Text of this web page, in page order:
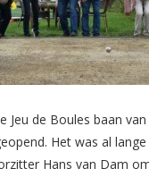
Jeu de Boules baan
Het was al
Hans van Dam